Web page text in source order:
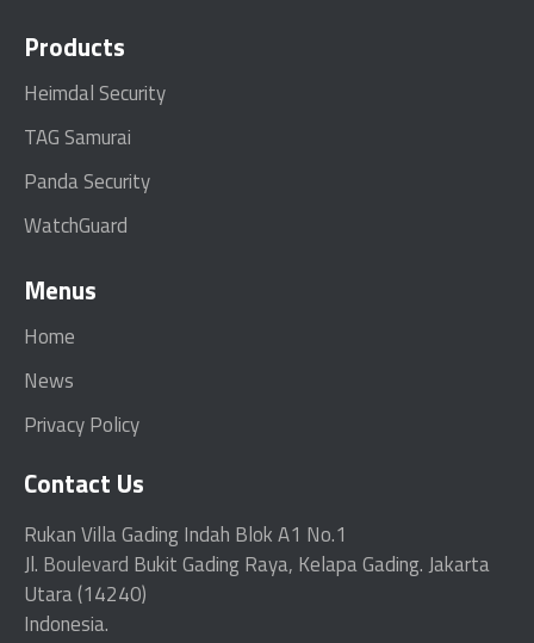
Products
Heimdal Security
TAG Samurai
Panda Security
WatchGuard
Menus
Home
News
Privacy Policy
Contact Us
Rukan Villa Gading Indah Blok A1 No.1
Jl. Boulevard Bukit Gading Raya, Kelapa Gading. Jakarta
Utara (14240)
Indonesia.